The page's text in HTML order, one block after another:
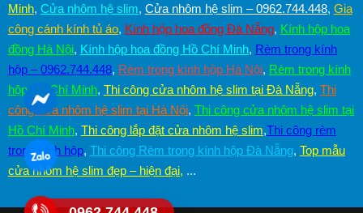
Minh, Cửa nhôm hệ slim, Cửa nhôm hệ slim – 0962.744.448, Gia
công cánh kính tủ áo, Kính hộp hoa đồng Đà Nẵng, Kính hộp hoa
đồng Hà Nội, Kính hộp hoa đồng Hồ Chí Minh, Rèm trong kính
hộp – 0962.744.448, Rèm trong kính hộp Hà Nội, Rèm trong kính
hộp Hồ Chí Minh, Thi công cửa nhôm hệ slim tại Đà Nẵng, Thi
công cửa nhôm hệ slim tại Hà Nội, Thi công cửa nhôm hệ slim tại
Hồ Chí Minh, Thi công lắp đặt cửa nhôm hệ slim,Thi công rèm
trong kính hộp, Thi công Rèm trong kính hộp Đà Nẵng, Top mẫu
cửa nhôm hệ slim đẹp – hiện đại, ...